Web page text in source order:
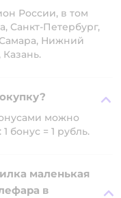
России, в том
Санкт-Петербург,
Нижний
можно
бонус = 1 рубль.
маленькая
в